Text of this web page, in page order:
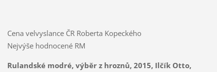
Cena velvyslance ČR Roberta Kopeckého
Nejvýše hodnocené RM
Rulandské modré, výběr z hroznů, 2015, Ilčík Otto,